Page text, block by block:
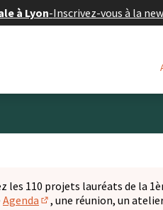
à Lyon-Inscrivez-vous à la
les 110 projets lauréats de la
Agenda
, une réunion, un